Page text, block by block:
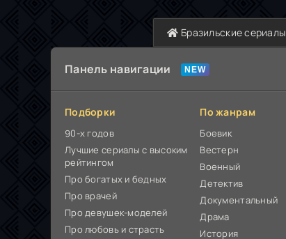
Бразильские сериалы
Панель навигации
Подборки
90-х годов
Лучшие сериалы с высоким
рейтингом
Про богатых и бедных
Про врачей
Про девушек-моделей
Про любовь и страсть
По жанрам
Боевик
Вестерн
Военный
Детектив
Документальный
Драма
История